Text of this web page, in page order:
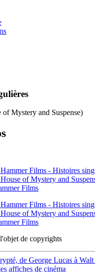
Mystery and Suspense)
Films
Films
de copyrights